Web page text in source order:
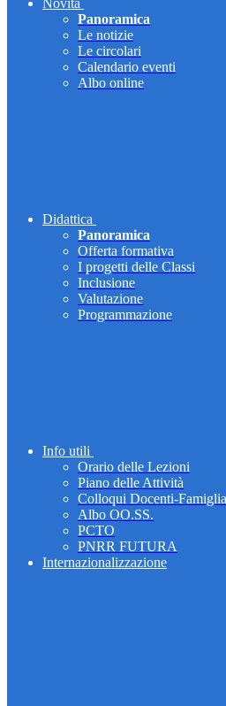
Novità
Panoramica
Le notizie
Le circolari
Calendario eventi
Albo online
Didattica
Panoramica
Offerta formativa
I progetti delle Classi
Inclusione
Valutazione
Programmazione
Info utili
Orario delle Lezioni
Piano delle Attività
Colloqui Docenti-Famiglia
Albo OO.SS.
PCTO
PNRR FUTURA
Internazionalizzazione